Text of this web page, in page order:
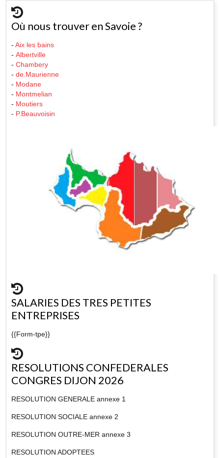
Où nous trouver en Savoie ?
- Aix les bains
- Albertville
- Chambery
- de.Maurienne
- Modane
- Montmelian
- Moutiers
- P.Beauvoisin
SALARIES DES TRES PETITES
ENTREPRISES
{{Form-tpe}}
RESOLUTIONS CONFEDERALES
CONGRES DIJON 2026
RESOLUTION GENERALE annexe 1
RESOLUTION SOCIALE annexe 2
RESOLUTION OUTRE-MER annexe 3
RESOLUTION ADOPTEES